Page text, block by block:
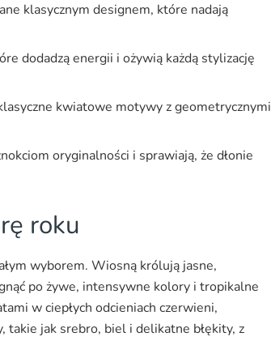
klasycznym designem, które nadają
dodadzą energii i ożywią każdą stylizację
kwiatowe motywy z geometrycznymi
oryginalności i sprawiają, że dłonie
roku
wyborem. Wiosną królują jasne,
po żywe, intensywne kolory i tropikalne
w ciepłych odcieniach czerwieni,
takie jak srebro, biel i delikatne błękity, z